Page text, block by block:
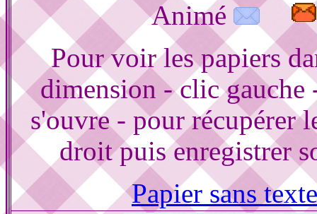
Animé
Pour voir les papiers
dimension - clic gauche
s'ouvre - pour récupérer
droit puis enregistrer
Papier sans